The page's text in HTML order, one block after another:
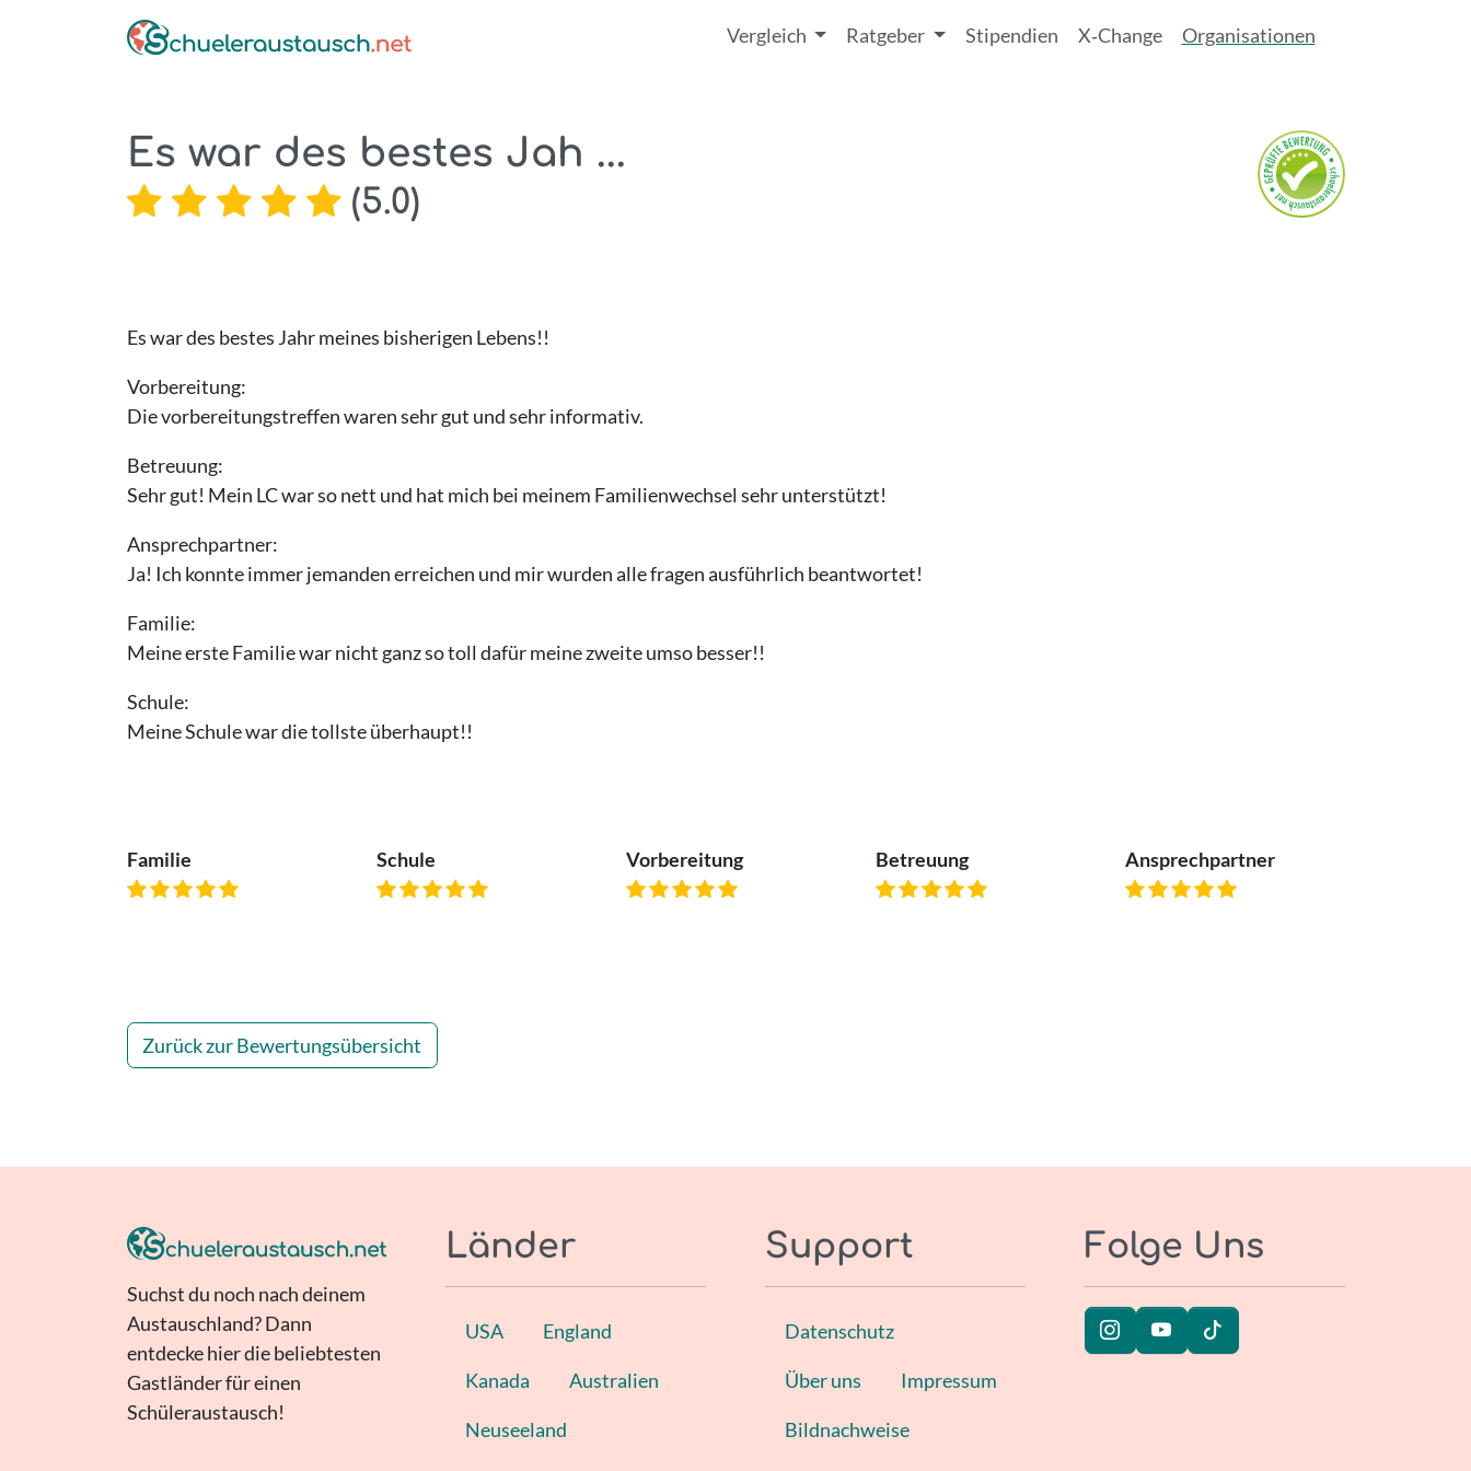
Vergleich Ratgeber Stipendien X‑Change Organisationen
Es war des bestes Jah ...
(5.0)
Es war des bestes Jahr meines bisherigen Lebens!!
Vorbereitung:
Die vorbereitungstreffen waren sehr gut und sehr informativ.
Betreuung:
Sehr gut! Mein LC war so nett und hat mich bei meinem Familienwechsel sehr unterstützt!
Ansprechpartner:
Ja! Ich konnte immer jemanden erreichen und mir wurden alle fragen ausführlich beantwortet!
Familie:
Meine erste Familie war nicht ganz so toll dafür meine zweite umso besser!!
Schule:
Meine Schule war die tollste überhaupt!!
Familie Schule Vorbereitung Betreuung Ansprechpartner
Zurück zur Bewertungsübersicht
Suchst du noch nach deinem
Austauschland? Dann
entdecke hier die beliebtesten
Gastländer für einen
Schüleraustausch!
Länder
USA England
Kanada Australien
Neuseeland
Support
Datenschutz
Über uns Impressum
Bildnachweise
Folge Uns